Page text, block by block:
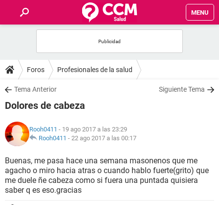
MENU
FOROS
SALUD
NUTRICIÓN
BIENESTAR
SEXUALIDAD
Foros Profesionales de la salud
Tema Anterior Siguiente Tema
Dolores de cabeza
Rooh0411 - 19 ago 2017 a las 23:29
Rooh0411 - 22 ago 2017 a las 00:17
Buenas, me pasa hace una semana masonenos que me
agacho o miro hacia atras o cuando hablo fuerte(grito) que
me duele ñe cabeza como si fuera una puntada quisiera
saber q es eso.gracias